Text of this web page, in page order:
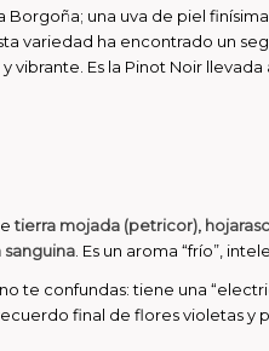
Borgoña; una uva de piel
variedad ha encontrado un
vibrante. Es la Pinot Noir
tierra mojada (petricor),
sanguina . Es un aroma “frío”,
te confundas: tiene una
final de flores violetas y